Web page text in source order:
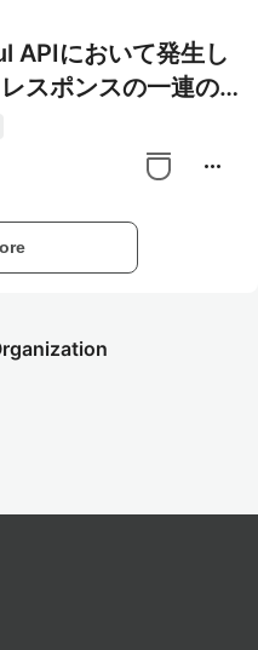
APIにおいて発生し
スポンスの一連の
グしてみる
more_horiz